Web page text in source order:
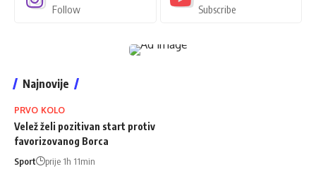
Follow Subscribe
Najnovije
PRVO KOLO
Velež želi pozitivan start protiv
favorizovanog Borca
Sport prije 1h 11min